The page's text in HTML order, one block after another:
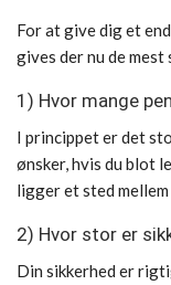
For at give dig et
gives der nu de
1) Hvor mange
I princippet er det
ønsker, hvis du blot
ligger et sted
2) Hvor stor er
Din sikkerhed er